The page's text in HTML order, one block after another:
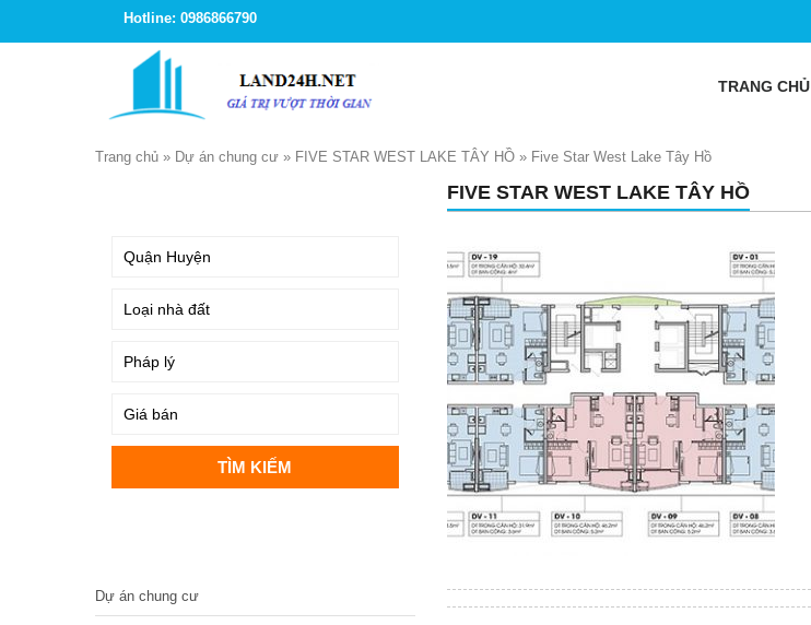
Hotline: 0986866790
TRANG CHỦ
Trang chủ » Dự án chung cư » FIVE STAR WEST LAKE TÂY HỒ » Five Star West Lake Tây Hồ
FIVE STAR WEST LAKE TÂY HỒ
Dự án chung cư